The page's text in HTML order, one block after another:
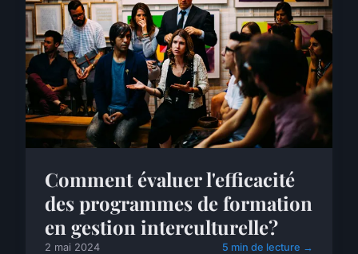
Comment évaluer l'efficacité
des programmes de formation
en gestion interculturelle?
2 mai 2024 5 min de lecture →